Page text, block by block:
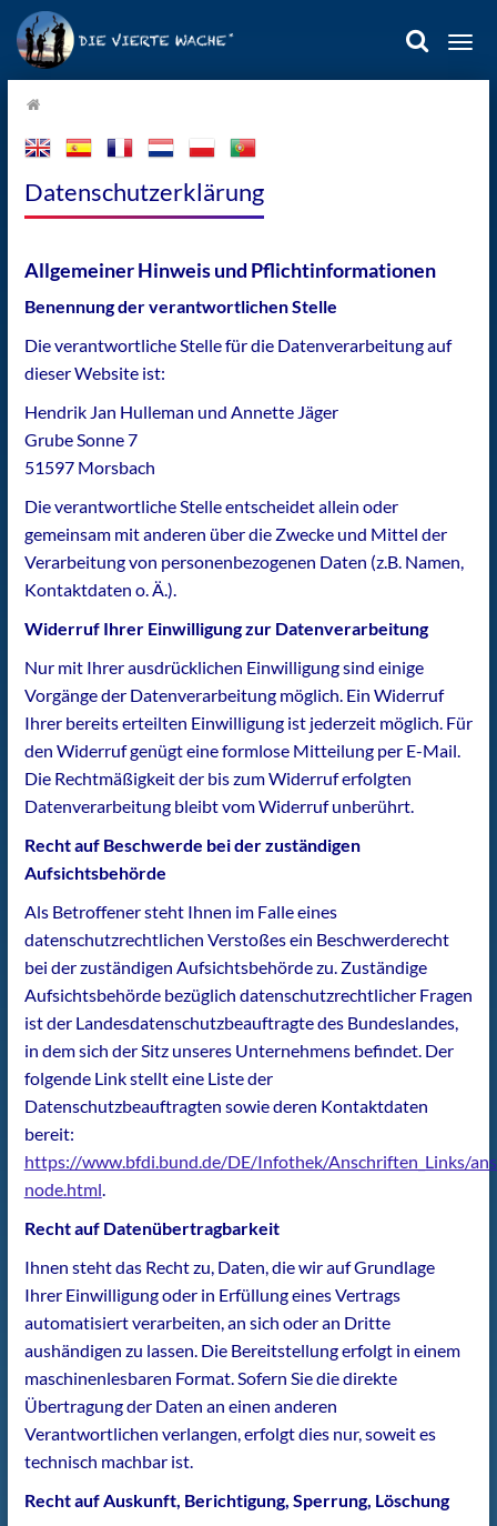
Home.
Datenschutzerklärung
Allgemeiner Hinweis und Pflichtinformationen
Benennung der verantwortlichen Stelle
Die verantwortliche Stelle für die Datenverarbeitung auf
dieser Website ist:
Hendrik Jan Hulleman und Annette Jäger
Grube Sonne 7
51597 Morsbach
Die verantwortliche Stelle entscheidet allein oder
gemeinsam mit anderen über die Zwecke und Mittel der
Verarbeitung von personenbezogenen Daten (z.B. Namen,
Kontaktdaten o. Ä.).
Widerruf Ihrer Einwilligung zur Datenverarbeitung
Nur mit Ihrer ausdrücklichen Einwilligung sind einige
Vorgänge der Datenverarbeitung möglich. Ein Widerruf
Ihrer bereits erteilten Einwilligung ist jederzeit möglich. Für
den Widerruf genügt eine formlose Mitteilung per E-Mail.
Die Rechtmäßigkeit der bis zum Widerruf erfolgten
Datenverarbeitung bleibt vom Widerruf unberührt.
Recht auf Beschwerde bei der zuständigen
Aufsichtsbehörde
Als Betroffener steht Ihnen im Falle eines
datenschutzrechtlichen Verstoßes ein Beschwerderecht
bei der zuständigen Aufsichtsbehörde zu. Zuständige
Aufsichtsbehörde bezüglich datenschutzrechtlicher Fragen
ist der Landesdatenschutzbeauftragte des Bundeslandes,
in dem sich der Sitz unseres Unternehmens befindet. Der
folgende Link stellt eine Liste der
Datenschutzbeauftragten sowie deren Kontaktdaten
bereit:
https://www.bfdi.bund.de/DE/Infothek/Anschriften_Links/
node.html
Recht auf Datenübertragbarkeit
Ihnen steht das Recht zu, Daten, die wir auf Grundlage
Ihrer Einwilligung oder in Erfüllung eines Vertrags
automatisiert verarbeiten, an sich oder an Dritte
aushändigen zu lassen. Die Bereitstellung erfolgt in einem
maschinenlesbaren Format. Sofern Sie die direkte
Übertragung der Daten an einen anderen
Verantwortlichen verlangen, erfolgt dies nur, soweit es
technisch machbar ist.
Recht auf Auskunft, Berichtigung, Sperrung, Löschung